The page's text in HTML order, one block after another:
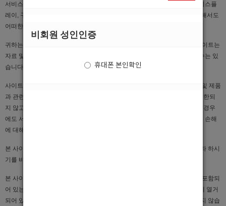
서비스상의, 또는 서비스와 관련된 광고, 기타 정보 또는 제안의 결과로서 디스플
레이, 구매 또는 취득하게 되는 제품 또는 기타 정보(이하 "제품")의 질에 대해서도
어떠한 보증도 하지 않습니다.
귀하는 자료에 대한 신뢰 여부가 전적으로 귀하의 책임임을 인정합니다. 사이트는
자료 및 서비스의 내용을 수정할 의무를 지지 않으나, 필요에 따라 개선할 수는 있
습니다.
사이트는 자료와 서비스를 "있는 그대로" 제공하며, 서비스 또는 기타 자료 및 제품
과 관련하여 상품성, 특정 목적에의 적합성에 대한 보증을 포함하되 이에 제한되
지 않고 모든 명시적 또는 묵시적인 보증을 명시적으로 부인합니다. 어떠한 경우
에도 서비스, 자료 및 제품과 관련하여 직접, 간접, 부수적, 징벌적, 파생적인 손해
에 대해서 책임을 지지 않습니다.
본 사이트를 통하여 인터넷을 접속함에 있어 사용자의 개인적인 판단에 따라 하시
기를 바랍니다.
본 사이트를 통해 일부 사람들이 불쾌하거나 부적절 하다고 여기는 정보가 포함되
어 있는 사이트로 연결될 수 있습니다. 이와 관련하여 본 사이트 또는 자료에 열거
되어 있는 사이트의 내용을 검토하려는 노력과 관련하여 어떠한 보증도 하지 않습
비회원 성인인증
휴대폰 본인확인